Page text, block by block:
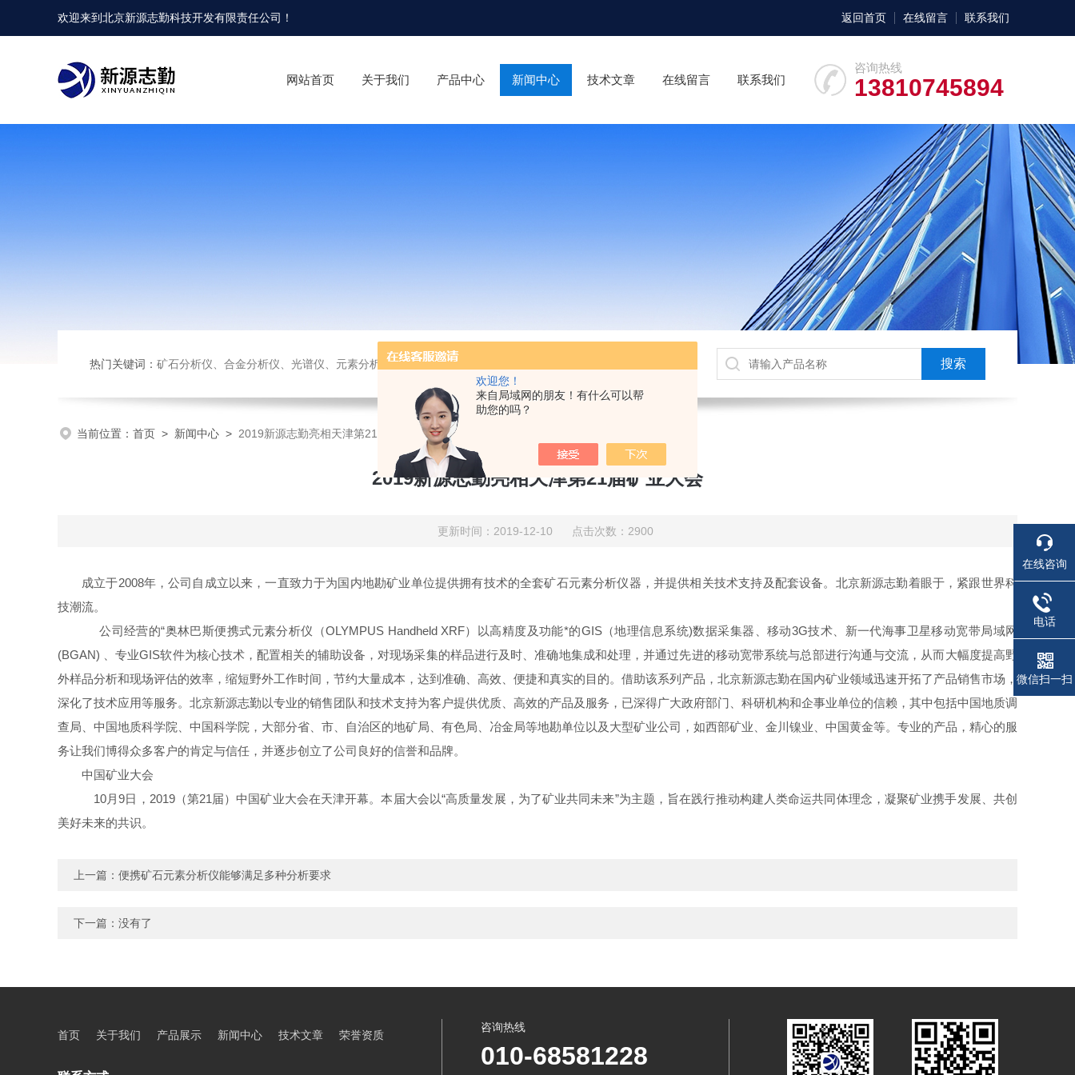
欢迎您！
来自局域网的朋友！有什么可以帮
助您的吗？
欢迎来到北京新源志勤科技开发有限责任公司 ！ 返回首页 在线留言 联系我们
咨询热线
13810745894
网站首页 关于我们 产品中心 新闻中心 技术文章 在线留言 联系我们
热门关键词： 矿石分析仪、合金分析仪、光谱仪、元素分析仪
当前位置： 首页 > 新闻中心 > 2019新源志勤亮相天津第21届矿业大会
2019新源志勤亮相天津第21届矿业大会
更新时间：2019-12-10 点击次数：2900
成立于2008年，公司自成立以来，一直致力于为国内地勘矿业单位提供拥有技术的全套矿石元素分析仪器，并提供相关技术支持及配套设备。北京新源志勤着眼于，紧跟世界科
技潮流。
公司经营的“奥林巴斯便携式元素分析仪（OLYMPUS Handheld XRF）以高精度及功能*的GIS（地理信息系统)数据采集器、移动3G技术、新一代海事卫星移动宽带局域网
(BGAN) 、专业GIS软件为核心技术，配置相关的辅助设备，对现场采集的样品进行及时、准确地集成和处理，并通过先进的移动宽带系统与总部进行沟通与交流，从而大幅度提高野
外样品分析和现场评估的效率，缩短野外工作时间，节约大量成本，达到准确、高效、便捷和真实的目的。借助该系列产品，北京新源志勤在国内矿业领域迅速开拓了产品销售市场，
深化了技术应用等服务。北京新源志勤以专业的销售团队和技术支持为客户提供优质、高效的产品及服务，已深得广大政府部门、科研机构和企事业单位的信赖，其中包括中国地质调
查局、中国地质科学院、中国科学院，大部分省、市、自治区的地矿局、有色局、冶金局等地勘单位以及大型矿业公司，如西部矿业、金川镍业、中国黄金等。专业的产品，精心的服
务让我们博得众多客户的肯定与信任，并逐步创立了公司良好的信誉和品牌。
中国矿业大会
10月9日，2019（第21届）中国矿业大会在天津开幕。本届大会以“高质量发展，为了矿业共同未来”为主题，旨在践行推动构建人类命运共同体理念，凝聚矿业携手发展、共创
美好未来的共识。
上一篇： 便携矿石元素分析仪能够满足多种分析要求
下一篇：没有了
首页 关于我们 产品展示 新闻中心 技术文章 荣誉资质
咨询热线
010-68581228
在线咨询
电话
微信扫一扫